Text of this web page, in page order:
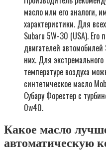
масло или его аналоги,
характеристики. Для
Subaru 5W-30 (USA).
двигателей
них. Для
температуре воздуха
синтетическое масло
Субару Форестер с
0w40.
Какое масло
автоматическую